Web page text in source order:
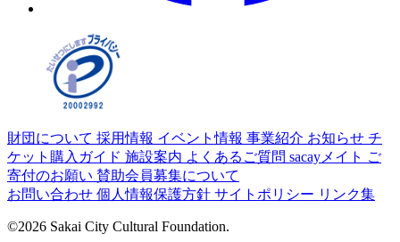
財団について 採用情報 イベント情報 事業紹介 お知らせ チ
ケット購入ガイド 施設案内 よくあるご質問 sacayメイト ご
寄付のお願い 賛助会員募集について
お問い合わせ 個人情報保護方針 サイトポリシー リンク集
©2026 Sakai City Cultural Foundation.